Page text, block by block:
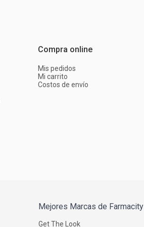
Compra online
Mis pedidos
Mi carrito
Costos de envío
Mejores Marcas de Farmacity
Get The Look